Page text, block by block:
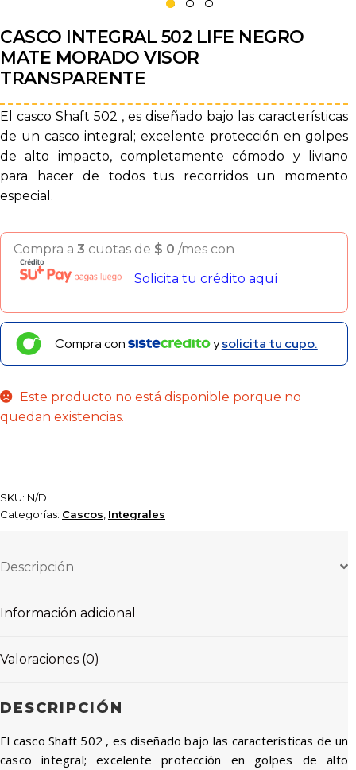
CASCO INTEGRAL 502 LIFE NEGRO
MATE MORADO VISOR
TRANSPARENTE
El casco Shaft 502 , es diseñado bajo las características
de un casco integral; excelente protección en golpes
de alto impacto, completamente cómodo y liviano
para hacer de todos tus recorridos un momento
especial.
Compra a 3 cuotas de $ 0 /mes con
Solicita tu crédito aquí
Compra con ysolicita tu cupo.
Este producto no está disponible porque no
quedan existencias.
SKU: N/D
Categorías: Cascos Integrales
Descripción
Información adicional
Valoraciones (0)
DESCRIPCIÓN
El casco Shaft 502 , es diseñado bajo las características de un
casco integral; excelente protección en golpes de alto